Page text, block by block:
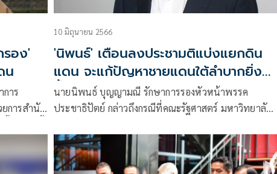
อง'
น
าร
การสำนัก
10 มิถุนายน 2566
'นิพนธ์' เตือนลงประชามติแบ่งแยกดิน
แดน จะแก้ปัญหาชายแดนใต้ลำบากยิ่ง
ขึ้น
นายนิพนธ์ บุญญามณี รักษาการรองหัวหน้าพรรค
ประชาธิปัตย์ กล่าวถึงกรณีที่คณะรัฐศาสตร์ มหาวิทยาลัย